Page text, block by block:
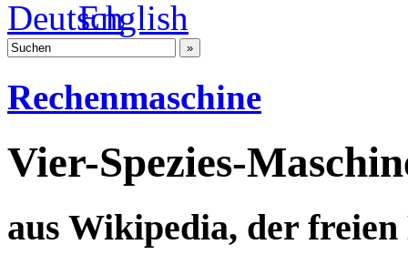
Rechenmaschine
Vier-Spezies-
aus Wikipedia, der